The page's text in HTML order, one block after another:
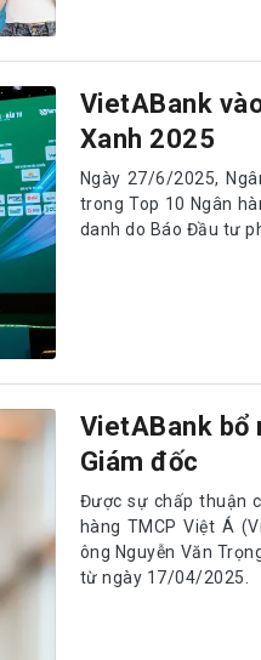
VietABank
Xanh 2025
Ngày 27/6/2025,
trong Top 10 Ngân
danh do Báo Đầu tư
VietABank bổ
Giám đốc
Được sự chấp thuận
hàng TMCP Việt Á
ông Nguyễn Văn
từ ngày 17/04/2025.